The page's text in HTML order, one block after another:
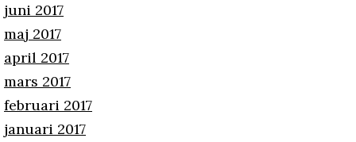
juni 2017
maj 2017
april 2017
mars 2017
februari 2017
januari 2017